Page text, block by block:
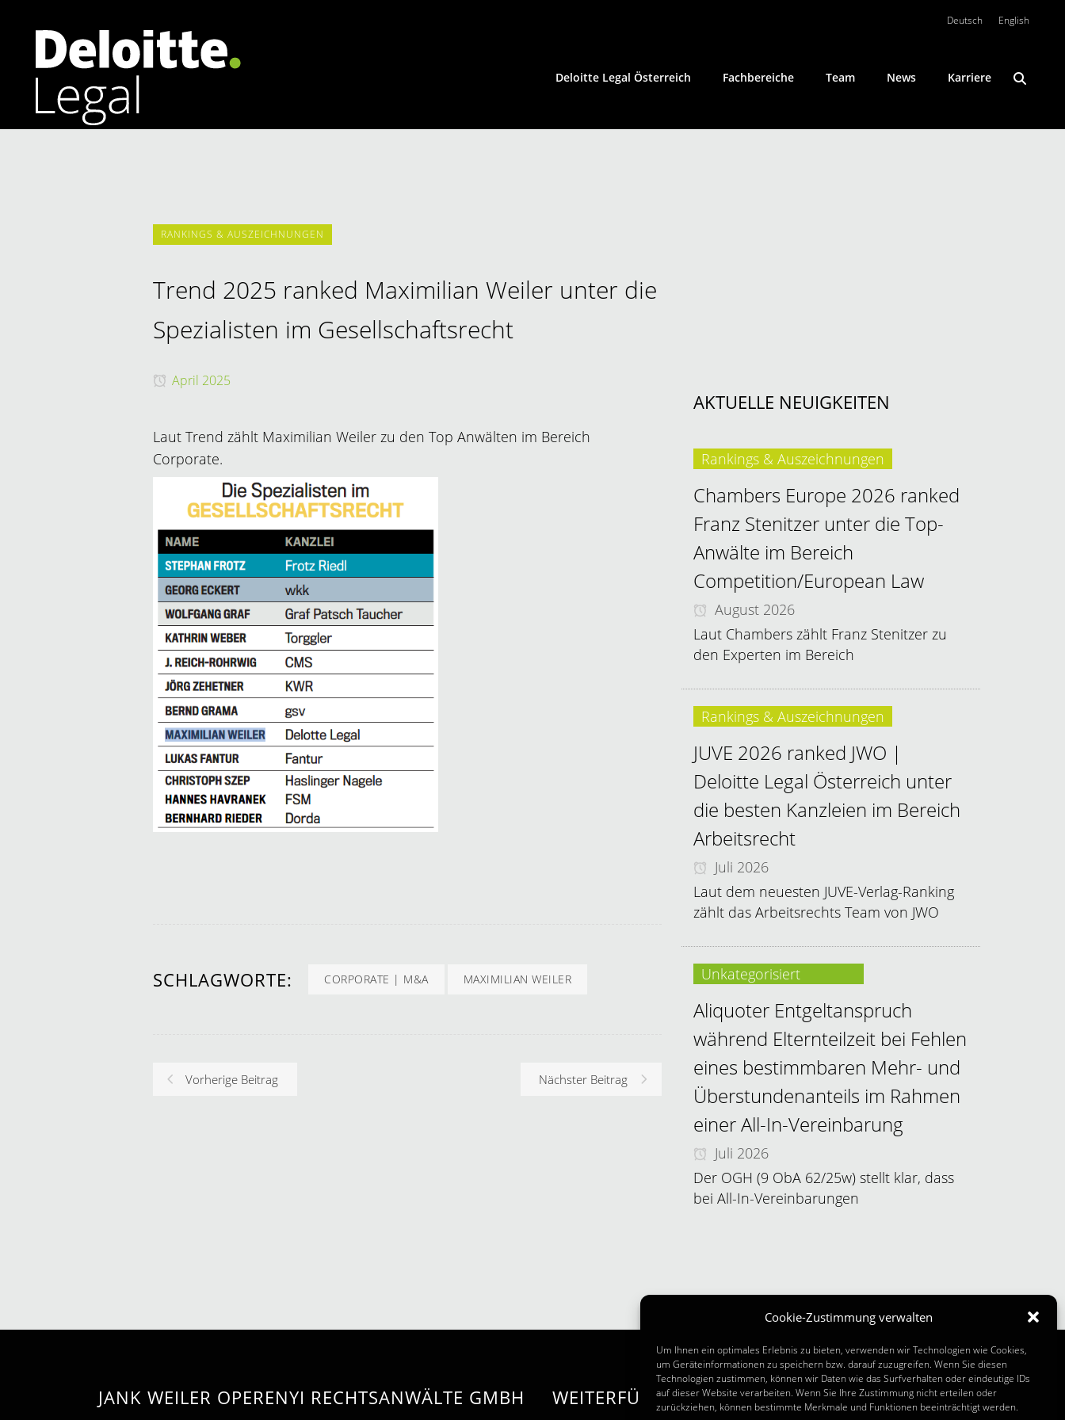
Cookie-Zustimmung verwalten
Um Ihnen ein optimales Erlebnis zu bieten, verwenden wir Technologien wie Cookies,
um Geräteinformationen zu speichern bzw. darauf zuzugreifen. Wenn Sie diesen
Technologien zustimmen, können wir Daten wie das Surfverhalten oder eindeutige IDs
auf dieser Website verarbeiten. Wenn Sie Ihre Zustimmung nicht erteilen oder
zurückziehen, können bestimmte Merkmale und Funktionen beeinträchtigt werden.
Deutsch English
Deloitte Legal Österreich Fachbereiche
Datenschutzrecht | Cybersecurity
Team News Karriere
RANKINGS & AUSZEICHNUNGEN
Trend 2025 ranked Maximilian Weiler unter die
Spezialisten im Gesellschaftsrecht
April 2025
Laut Trend zählt Maximilian Weiler zu den Top Anwälten im Bereich
Corporate.
SCHLAGWORTE: CORPORATE | M&A MAXIMILIAN WEILER
Vorherige Beitrag Nächster Beitrag
AKTUELLE NEUIGKEITEN
Rankings & Auszeichnungen
Chambers Europe 2026 ranked
Franz Stenitzer unter die Top-
Anwälte im Bereich
Competition/European Law
August 2026
Laut Chambers zählt Franz Stenitzer zu
den Experten im Bereich
Rankings & Auszeichnungen
JUVE 2026 ranked JWO |
Deloitte Legal Österreich unter
die besten Kanzleien im Bereich
Arbeitsrecht
Juli 2026
Laut dem neuesten JUVE-Verlag-Ranking
zählt das Arbeitsrechts Team von JWO
Unkategorisiert
Aliquoter Entgeltanspruch
während Elternteilzeit bei Fehlen
eines bestimmbaren Mehr- und
Überstundenanteils im Rahmen
einer All-In-Vereinbarung
Juli 2026
Der OGH (9 ObA 62/25w) stellt klar, dass
bei All-In-Vereinbarungen
JANK WEILER OPERENYI RECHTSANWÄLTE GMBH WEITERFÜHRENDE INFOS